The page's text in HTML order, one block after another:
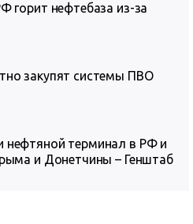
горит нефтебаза из-за
закупят системы ПВО
нефтяной терминал в РФ и
и Донетчины – Генштаб